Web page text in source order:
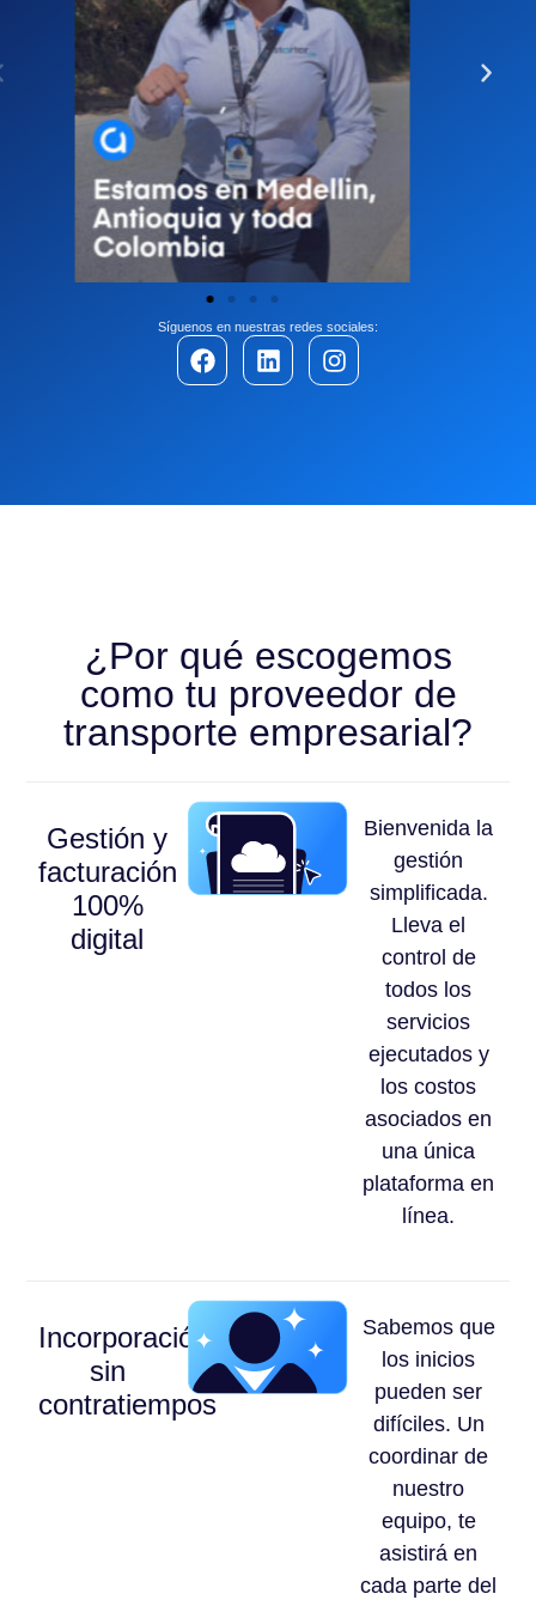
Síguenos en nuestras redes sociales:
¿Por qué escogemos
como tu proveedor de
transporte empresarial?
Gestión y
facturación
100%
digital
Bienvenida la
gestión
simplificada.
Lleva el
control de
todos los
servicios
ejecutados y
los costos
asociados en
una única
plataforma en
línea.
Incorporación
sin
contratiempos
Sabemos que
los inicios
pueden ser
difíciles. Un
coordinar de
nuestro
equipo, te
asistirá en
cada parte del